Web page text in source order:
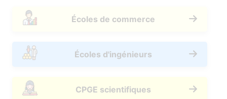
Écoles de commerce
Écoles d'ingénieurs
CPGE scientifiques